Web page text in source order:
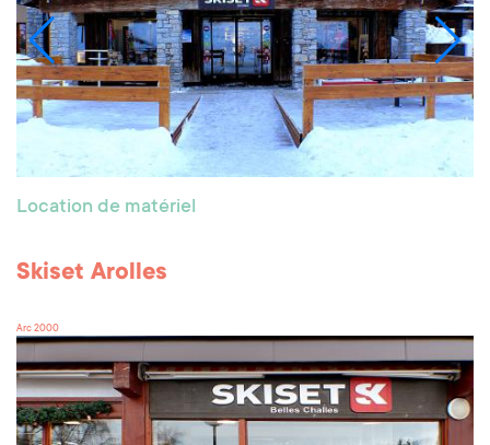
Location de matériel
Skiset Arolles
Arc 2000